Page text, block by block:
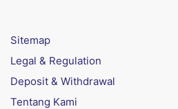
Sitemap
Legal & Regulation
Deposit & Withdrawal
Tentang Kami